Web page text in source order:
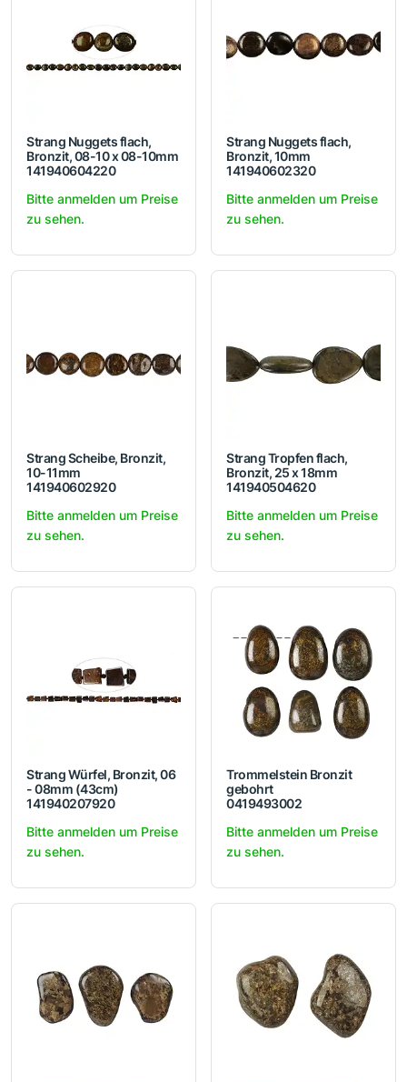
Strang Nuggets flach,
Bronzit, 08-10 x 08-10mm
141940604220
Bitte anmelden um Preise
zu sehen.
Strang Nuggets flach,
Bronzit, 10mm
141940602320
Bitte anmelden um Preise
zu sehen.
Strang Scheibe, Bronzit,
10-11mm
141940602920
Bitte anmelden um Preise
zu sehen.
Strang Tropfen flach,
Bronzit, 25 x 18mm
141940504620
Bitte anmelden um Preise
zu sehen.
Strang Würfel, Bronzit, 06
- 08mm (43cm)
141940207920
Bitte anmelden um Preise
zu sehen.
Trommelstein Bronzit
gebohrt
0419493002
Bitte anmelden um Preise
zu sehen.